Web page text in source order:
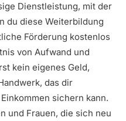
Dienstleistung, mit der
du diese Weiterbildung
Förderung kostenlos
von Aufwand und
kein eigenes Geld,
das dir
sichern kann.
und Frauen, die sich neu